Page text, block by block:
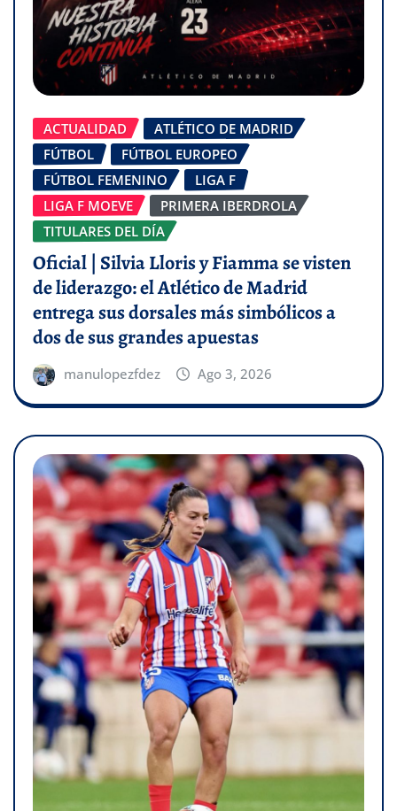
ACTUALIDAD
ATLÉTICO DE MADRID
FÚTBOL
FÚTBOL EUROPEO
FÚTBOL FEMENINO
LIGA F
LIGA F MOEVE
PRIMERA IBERDROLA
TITULARES DEL DÍA
Oficial | Silvia Lloris y Fiamma se visten
de liderazgo: el Atlético de Madrid
entrega sus dorsales más simbólicos a
dos de sus grandes apuestas
manulopezfdez Ago 3, 2026